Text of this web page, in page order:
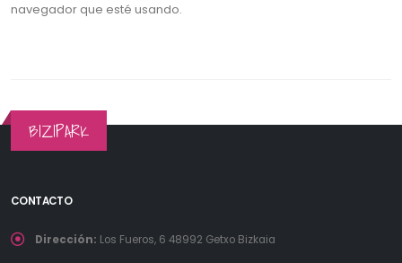
navegador que esté usando.
BIZIPARK
CONTACTO
Dirección: Los Fueros, 6 48992 Getxo Bizkaia